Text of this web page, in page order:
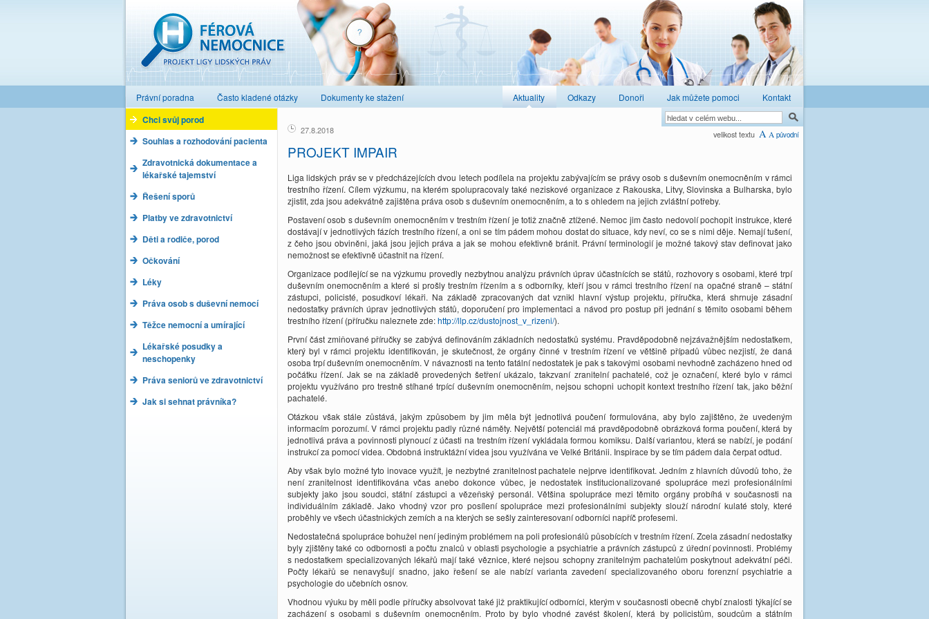
Právní poradna Často kladené otázky Dokumenty ke stažení Aktuality Odkazy Donoři Jak můžete pomoci Kontakt
Chci svůj porod
Souhlas a rozhodování pacienta
Zdravotnická dokumentace a
lékařské tajemství
Řešení sporů
Platby ve zdravotnictví
Děti a rodiče, porod
Očkování
Léky
Práva osob s duševní nemocí
Těžce nemocní a umírající
Lékařské posudky a
neschopenky
Práva seniorů ve zdravotnictví
Jak si sehnat právníka?
velikost textu A A původní
27.8.2018
PROJEKT IMPAIR
Liga lidských práv se v předcházejících dvou letech podílela na projektu zabývajícím se právy osob s duševním onemocněním v rámci
trestního řízení. Cílem výzkumu, na kterém spolupracovaly také neziskové organizace z Rakouska, Litvy, Slovinska a Bulharska, bylo
zjistit, zda jsou adekvátně zajištěna práva osob s duševním onemocněním, a to s ohledem na jejich zvláštní potřeby.
Postavení osob s duševním onemocněním v trestním řízení je totiž značně ztížené. Nemoc jim často nedovolí pochopit instrukce, které
dostávají v jednotlivých fázích trestního řízení, a oni se tím pádem mohou dostat do situace, kdy neví, co se s nimi děje. Nemají tušení,
z čeho jsou obviněni, jaká jsou jejich práva a jak se mohou efektivně bránit. Právní terminologií je možné takový stav definovat jako
nemožnost se efektivně účastnit na řízení.
Organizace podílející se na výzkumu provedly nezbytnou analýzu právních úprav účastnících se států, rozhovory s osobami, které trpí
duševním onemocněním a které si prošly trestním řízením a s odborníky, kteří jsou v rámci trestního řízení na opačné straně – státní
zástupci, policisté, posudkoví lékaři. Na základě zpracovaných dat vznikl hlavní výstup projektu, příručka, která shrnuje zásadní
nedostatky právních úprav jednotlivých států, doporučení pro implementaci a návod pro postup při jednání s těmito osobami během
trestního řízení (příručku naleznete zde:http://llp.cz/dustojnost_v_rizeni/).
První část zmiňované příručky se zabývá definováním základních nedostatků systému. Pravděpodobně nejzávažnějším nedostatkem,
který byl v rámci projektu identifikován, je skutečnost, že orgány činné v trestním řízení ve většině případů vůbec nezjistí, že daná
osoba trpí duševním onemocněním. V návaznosti na tento fatální nedostatek je pak s takovými osobami nevhodně zacházeno hned od
počátku řízení. Jak se na základě provedených šetření ukázalo, takzvaní zranitelní pachatelé, což je označení, které bylo v rámci
projektu využíváno pro trestně stíhané trpící duševním onemocněním, nejsou schopni uchopit kontext trestního řízení tak, jako běžní
pachatelé.
Otázkou však stále zůstává, jakým způsobem by jim měla být jednotlivá poučení formulována, aby bylo zajištěno, že uvedeným
informacím porozumí. V rámci projektu padly různé náměty. Největší potenciál má pravděpodobně obrázková forma poučení, která by
jednotlivá práva a povinnosti plynoucí z účasti na trestním řízení vykládala formou komiksu. Další variantou, která se nabízí, je podání
instrukcí za pomocí videa. Obdobná instruktážní videa jsou využívána ve Velké Británii. Inspirace by se tím pádem dala čerpat odtud.
Aby však bylo možné tyto inovace využít, je nezbytné zranitelnost pachatele nejprve identifikovat. Jedním z hlavních důvodů toho, že
není zranitelnost identifikována včas anebo dokonce vůbec, je nedostatek institucionalizované spolupráce mezi profesionálními
subjekty jako jsou soudci, státní zástupci a vězeňský personál. Většina spolupráce mezi těmito orgány probíhá v současnosti na
individuálním základě. Jako vhodný vzor pro posílení spolupráce mezi profesionálními subjekty slouží národní kulaté stoly, které
proběhly ve všech účastnických zemích a na kterých se sešly zainteresovaní odborníci napříč profesemi.
Nedostatečná spolupráce bohužel není jediným problémem na poli profesionálů působících v trestním řízení. Zcela zásadní nedostatky
byly zjištěny také co odbornosti a počtu znalců v oblasti psychologie a psychiatrie a právních zástupců z úřední povinnosti. Problémy
s nedostatkem specializovaných lékařů mají také věznice, které nejsou schopny zranitelným pachatelům poskytnout adekvátní péči.
Počty lékařů se nenavyšují snadno, jako řešení se ale nabízí varianta zavedení specializovaného oboru forenzní psychiatrie a
psychologie do učebních osnov.
Vhodnou výuku by měli podle příručky absolvovat také již praktikující odborníci, kterým v současnosti obecně chybí znalosti týkající se
zacházení s osobami s duševním onemocněním. Proto by bylo vhodné zavést školení, která by policistům, soudcům a státním